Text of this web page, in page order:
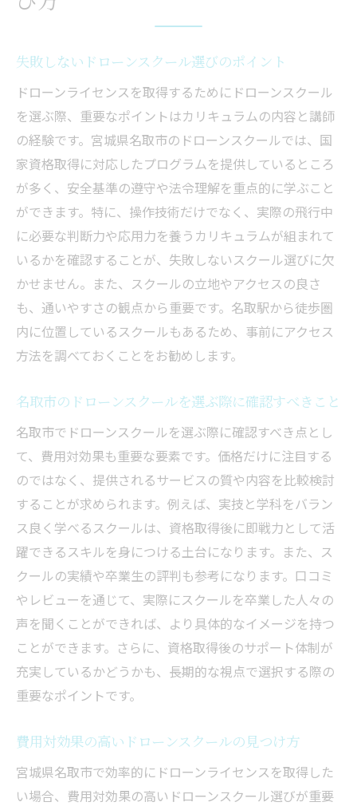
失敗しないドローンスクール選びのポイント
ドローンライセンスを取得するためにドローンスクール
を選ぶ際、重要なポイントはカリキュラムの内容と講師
の経験です。宮城県名取市のドローンスクールでは、国
家資格取得に対応したプログラムを提供しているところ
が多く、安全基準の遵守や法令理解を重点的に学ぶこと
ができます。特に、操作技術だけでなく、実際の飛行中
に必要な判断力や応用力を養うカリキュラムが組まれて
いるかを確認することが、失敗しないスクール選びに欠
かせません。また、スクールの立地やアクセスの良さ
も、通いやすさの観点から重要です。名取駅から徒歩圏
内に位置しているスクールもあるため、事前にアクセス
方法を調べておくことをお勧めします。
名取市のドローンスクールを選ぶ際に確認すべきこと
名取市でドローンスクールを選ぶ際に確認すべき点とし
て、費用対効果も重要な要素です。価格だけに注目する
のではなく、提供されるサービスの質や内容を比較検討
することが求められます。例えば、実技と学科をバラン
ス良く学べるスクールは、資格取得後に即戦力として活
躍できるスキルを身につける土台になります。また、ス
クールの実績や卒業生の評判も参考になります。口コミ
やレビューを通じて、実際にスクールを卒業した人々の
声を聞くことができれば、より具体的なイメージを持つ
ことができます。さらに、資格取得後のサポート体制が
充実しているかどうかも、長期的な視点で選択する際の
重要なポイントです。
費用対効果の高いドローンスクールの見つけ方
宮城県名取市で効率的にドローンライセンスを取得した
い場合、費用対効果の高いドローンスクール選びが重要